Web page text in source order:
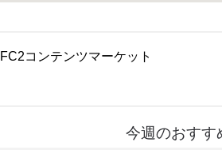
FC2コンテンツマーケット
今週のおすす